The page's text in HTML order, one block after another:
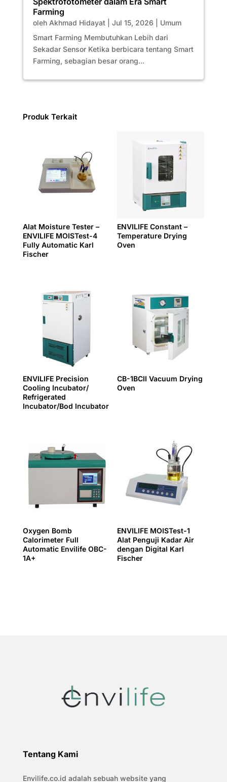
Farming
oleh Akhmad Hidayat| Jul 15, 2026
Umum
Smart Farming Membutuhkan Lebih dari
Sekadar Sensor Ketika berbicara tentang Smart
Farming, sebagian besar orang...
Produk Terkait
Alat Moisture Tester –
ENVILIFE MOISTest-4
Fully Automatic Karl
Fischer
ENVILIFE Constant –
Temperature Drying
Oven
ENVILIFE Precision
Cooling Incubator/
Refrigerated
Incubator/Bod Incubator
CB-1BCII Vacuum Drying
Oven
Oxygen Bomb
Calorimeter Full
Automatic Envilife OBC-
1A+
ENVILIFE MOISTest-1
Alat Penguji Kadar Air
dengan Digital Karl
Fischer
Tentang Kami
Envilife.co.id adalah sebuah website yang